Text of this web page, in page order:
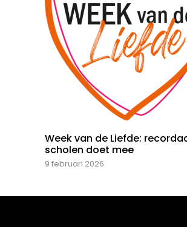
Week van de Liefde:
scholen doet mee
9 februari 2026